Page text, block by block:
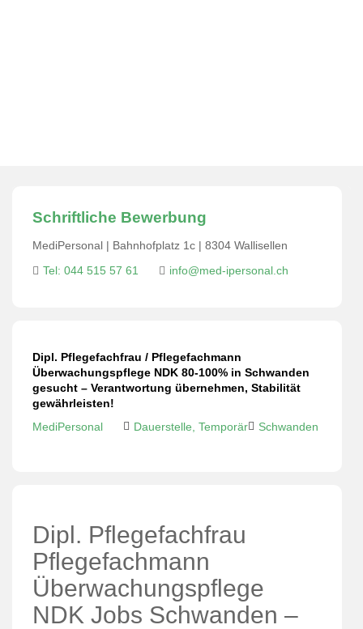
Schriftliche Bewerbung
MediPersonal | Bahnhofplatz 1c | 8304 Wallisellen
Tel: 044 515 57 61
info@med-ipersonal.ch
Dipl. Pflegefachfrau / Pflegefachmann
Überwachungspflege NDK 80-100% in Schwanden
gesucht – Verantwortung übernehmen, Stabilität
gewährleisten!
MediPersonal
Dauerstelle, Temporär Schwanden
Dipl. Pflegefachfrau
Pflegefachmann
Überwachungspflege
NDK Jobs Schwanden –